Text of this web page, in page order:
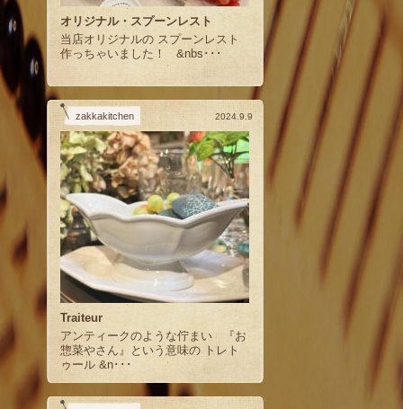
オリジナル・スプーンレスト
当店オリジナルの スプーンレスト
作っちゃいました！ &nbs･･･
zakkakitchen 2024.9.9
Traiteur
アンティークのような佇まい 『お
惣菜やさん』という意味の トレト
ゥール &n･･･